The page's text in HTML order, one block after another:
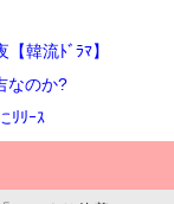
韓流ﾄﾞﾗﾏ】
なのか?
ﾘﾘｰｽ